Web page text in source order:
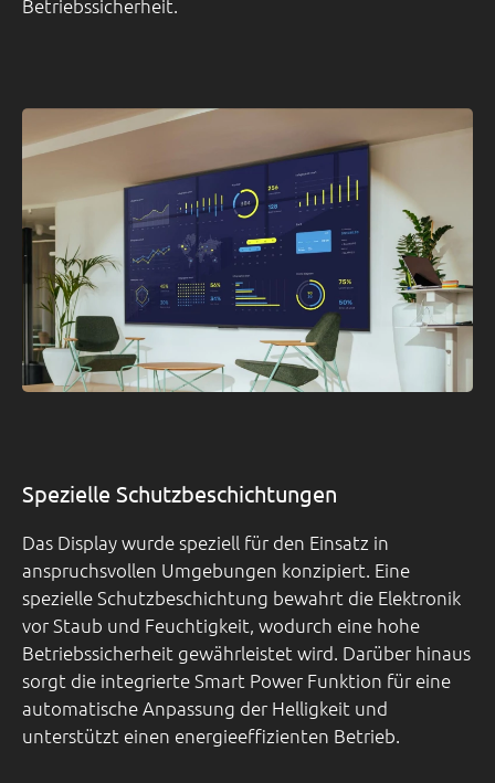
Betriebssicherheit.
Spezielle Schutzbeschichtungen
Das Display wurde speziell für den Einsatz in
anspruchsvollen Umgebungen konzipiert. Eine
spezielle Schutzbeschichtung bewahrt die Elektronik
vor Staub und Feuchtigkeit, wodurch eine hohe
Betriebssicherheit gewährleistet wird. Darüber hinaus
sorgt die integrierte Smart Power Funktion für eine
automatische Anpassung der Helligkeit und
unterstützt einen energieeffizienten Betrieb.